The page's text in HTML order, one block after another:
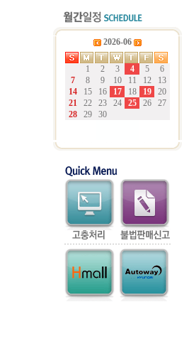
2026-06
1 2 3 4 5
6
7
8 9 10 11 12
13
14
15 16 17 18 19
20
21
22 23 24 25 26
27
28
29 30